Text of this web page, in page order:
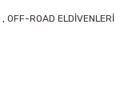
, OFF-ROAD ELDİVENLERİ